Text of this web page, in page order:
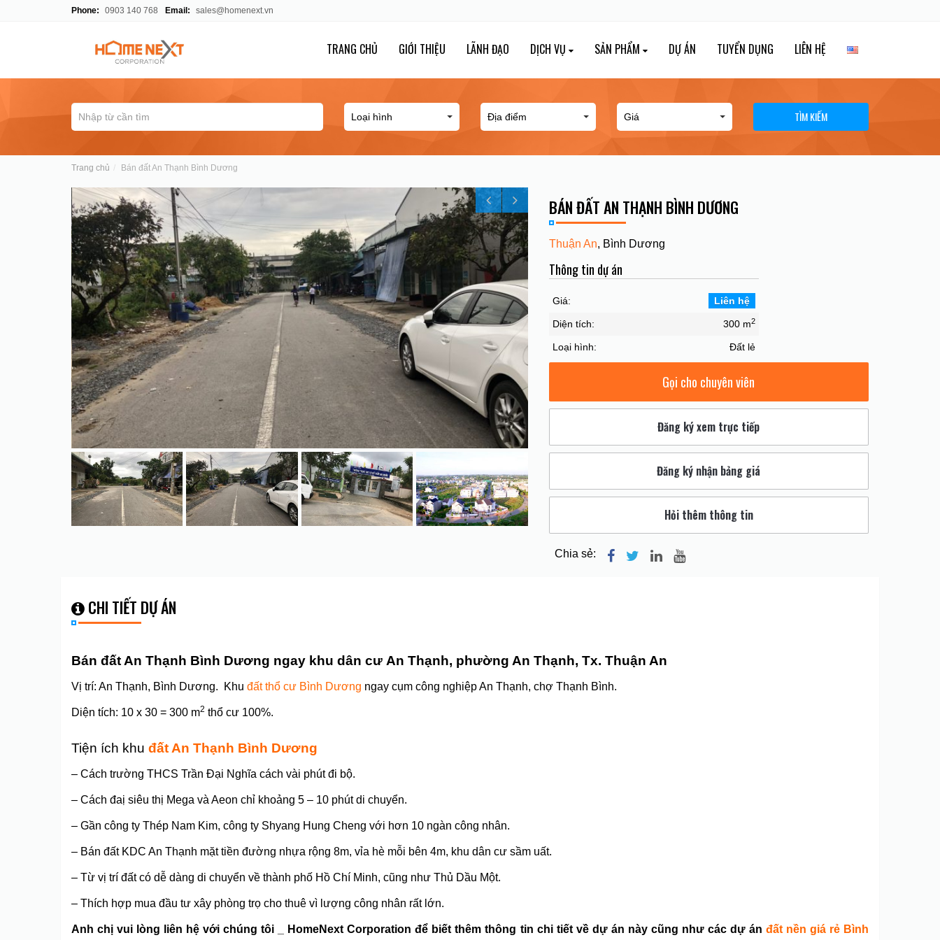
Phone: 0903 140 768 Email: sales@homenext.vn
TRANG CHỦ GIỚI THIỆU LÃNH ĐẠO DỊCH VỤ SẢN PHẨM DỰ ÁN TUYỂN DỤNG LIÊN HỆ
TÌM KIẾM
Trang chủ Bán đất An Thạnh Bình Dương
BÁN ĐẤT AN THẠNH BÌNH DƯƠNG
Thuận An, Bình Dương
Thông tin dự án
Giá: Liên hệ
Diện tích: 300 m2
Loại hình: Đất lẻ
Gọi cho chuyên viên
Đăng ký xem trực tiếp
Đăng ký nhận bảng giá
Hỏi thêm thông tin
Chia sẻ:
CHI TIẾT DỰ ÁN
Bán đất An Thạnh Bình Dương ngay khu dân cư An Thạnh, phường An Thạnh, Tx. Thuận An
Vị trí: An Thạnh, Bình Dương. Khu đất thổ cư Bình Dương ngay cụm công nghiệp An Thạnh, chợ Thạnh Bình.
Diện tích: 10 x 30 = 300 m2 thổ cư 100%.
Tiện ích khu đất An Thạnh Bình Dương
– Cách trường THCS Trần Đại Nghĩa cách vài phút đi bộ.
– Cách đaị siêu thị Mega và Aeon chỉ khoảng 5 – 10 phút di chuyển.
– Gần công ty Thép Nam Kim, công ty Shyang Hung Cheng với hơn 10 ngàn công nhân.
– Bán đất KDC An Thạnh mặt tiền đường nhựa rộng 8m, vỉa hè mỗi bên 4m, khu dân cư sầm uất.
– Từ vị trí đất có dễ dàng di chuyển về thành phố Hồ Chí Minh, cũng như Thủ Dầu Một.
– Thích hợp mua đầu tư xây phòng trọ cho thuê vì lượng công nhân rất lớn.
Anh chị vui lòng liên hệ với chúng tôi _ HomeNext Corporation để biết thêm thông tin chi tiết về dự án này cũng như các dự án đất nền giá rẻ Bình